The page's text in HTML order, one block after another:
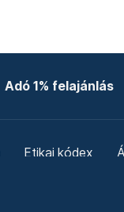
Adó 1% felajánlás
Etikai kódex